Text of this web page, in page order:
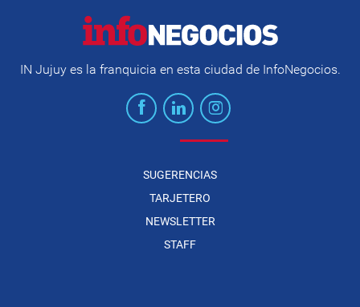
IN Jujuy es la franquicia en esta ciudad de InfoNegocios.
SUGERENCIAS
TARJETERO
NEWSLETTER
STAFF